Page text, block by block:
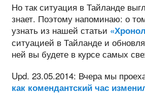
Но так ситуация в Тайланде
знает. Поэтому напоминаю: о
узнать из нашей статьи
ситуацией в Тайланде и
ней вы будете в курсе самых
Upd. 23.05.2014: Вчера мы
как комендантский час